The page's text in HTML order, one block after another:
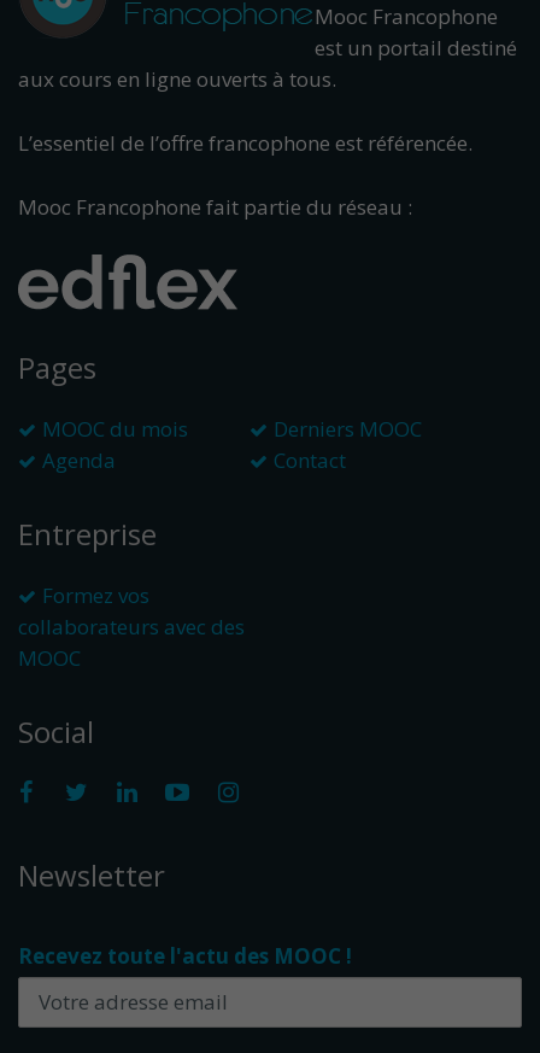
Mooc Francophone
est un portail destiné
aux cours en ligne ouverts à tous.
L’essentiel de l’offre francophone est référencée.
Mooc Francophone fait partie du réseau :
Pages
MOOC du mois
Derniers MOOC
Agenda
Contact
Entreprise
Formez vos
collaborateurs avec des
MOOC
Social
Newsletter
Recevez toute l'actu des MOOC !